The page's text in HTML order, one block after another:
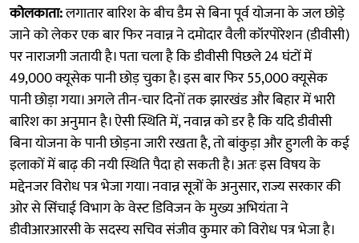
कोलकाता:लगातार बारिश के बीच डैम से बिना पूर्व योजना के जल छोड़े
जाने को लेकर एक बार फिर नवान्न ने दमोदार वैली कॉरपोरेशन (डीवीसी)
पर नाराजगी जतायी है। पता चला है कि डीवीसी पिछले 24 घंटों में
49,000 क्यूसेक पानी छोड़ चुका है। इस बार फिर 55,000 क्यूसेक
पानी छोड़ा गया। अगले तीन-चार दिनों तक झारखंड और बिहार में भारी
बारिश का अनुमान है। ऐसी स्थिति में, नवान्न को डर है कि यदि डीवीसी
बिना योजना के पानी छोड़ना जारी रखता है, तो बांकुड़ा और हुगली के कई
इलाकों में बाढ़ की नयी स्थिति पैदा हो सकती है। अतः इस विषय के
मद्देनजर विरोध पत्र भेजा गया। नवान्न सूत्रों के अनुसार, राज्य सरकार की
ओर से सिंचाई विभाग के वेस्ट डिविजन के मुख्य अभियंता ने
डीवीआरआरसी के सदस्य सचिव संजीव कुमार को विरोध पत्र भेजा है।